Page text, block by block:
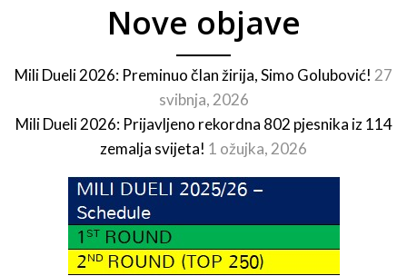
Nove objave
Mili Dueli 2026: Preminuo član žirija, Simo Golubović! 27
svibnja, 2026
Mili Dueli 2026: Prijavljeno rekordna 802 pjesnika iz 114
zemalja svijeta! 1 ožujka, 2026